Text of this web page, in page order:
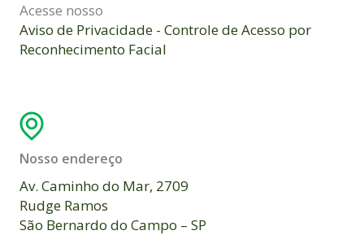
Acesse nosso
Aviso de Privacidade - Controle de Acesso por
Reconhecimento Facial
Nosso endereço
Av. Caminho do Mar, 2709
Rudge Ramos
São Bernardo do Campo – SP